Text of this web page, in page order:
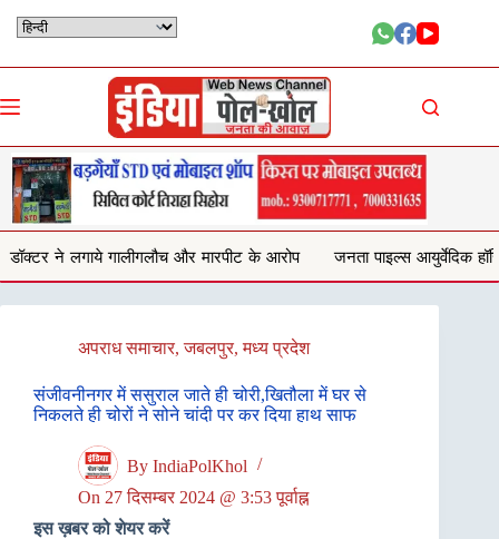
और मारपीट के आरोप जनता पाइल्स आयुर्वेदिक हॉस्पिटल को नोटिस,डॉ
अपराध समाचार,जबलपुर,मध्य प्रदेश
संजीवनीनगर में ससुराल जाते ही चोरी,खितौला में घर से
निकलते ही चोरों ने सोने चांदी पर कर दिया हाथ साफ
By IndiaPolKhol
On 27 दिसम्बर 2024 @ 3:53 पूर्वाह्न
इस ख़बर को शेयर करें